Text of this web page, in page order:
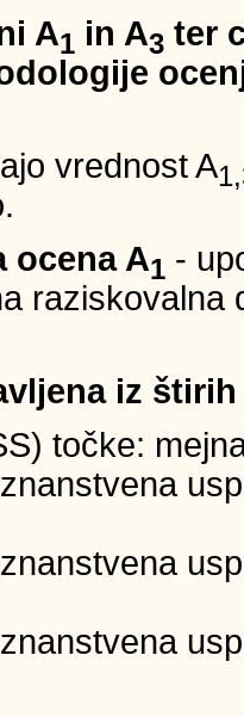
A1 in A3 ter
vrednost A
ocena A1 -
raziskovalna
iz
točke: